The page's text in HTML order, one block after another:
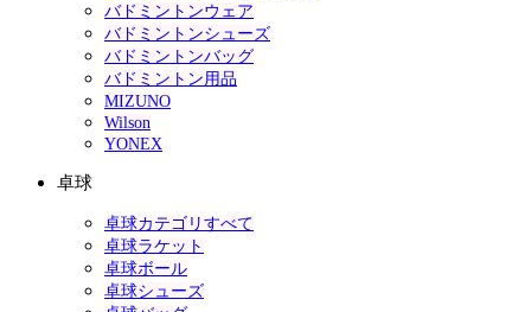
バドミントンウェア
バドミントンシューズ
バドミントンバッグ
バドミントン用品
MIZUNO
Wilson
YONEX
卓球
卓球カテゴリすべて
卓球ラケット
卓球ボール
卓球シューズ